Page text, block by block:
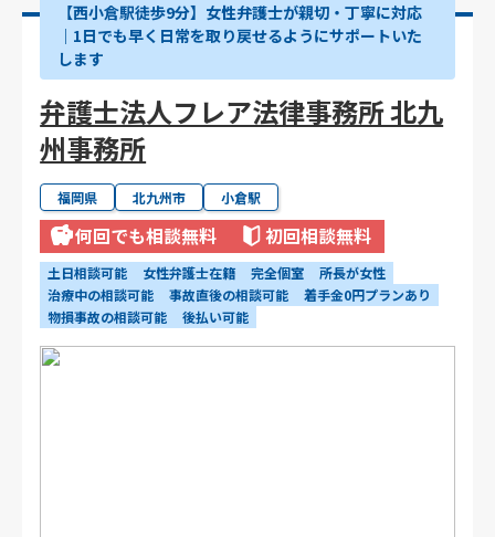
【西小倉駅徒歩9分】女性弁護士が親切・丁寧に対応
｜1日でも早く日常を取り戻せるようにサポートいた
します
弁護士法人フレア法律事務所 北九
州事務所
福岡県 北九州市 小倉駅
何回でも相談無料 初回相談無料
土日相談可能 女性弁護士在籍 完全個室
所長が女性
治療中の相談可能
事故直後の相談可能
着手金0円プランあり
物損事故の相談可能
後払い可能